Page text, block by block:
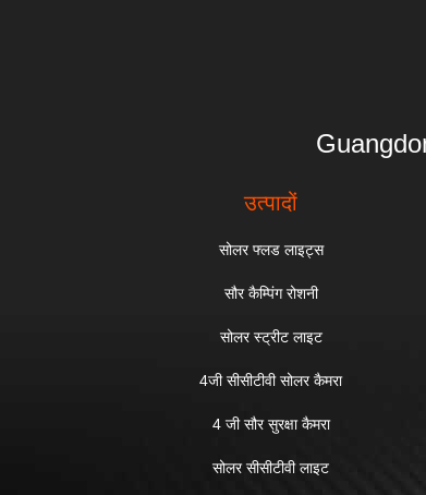
उत्पादों
सोलर फ्लड लाइट्स
सौर कैम्पिंग रोशनी
सोलर स्ट्रीट लाइट
4जी सीसीटीवी सोलर कैमरा
4 जी सौर सुरक्षा कैमरा
सोलर सीसीटीवी लाइट